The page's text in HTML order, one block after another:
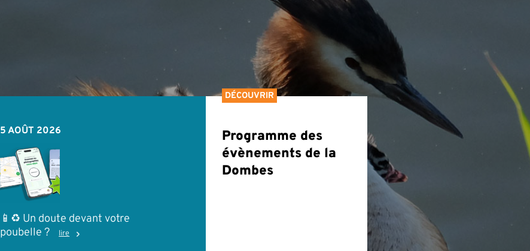
5 AOÛT 2026
📱♻️ Un doute devant votre
poubelle ?
lire
DÉCOUVRIR
Programme des
évènements de la
Dombes